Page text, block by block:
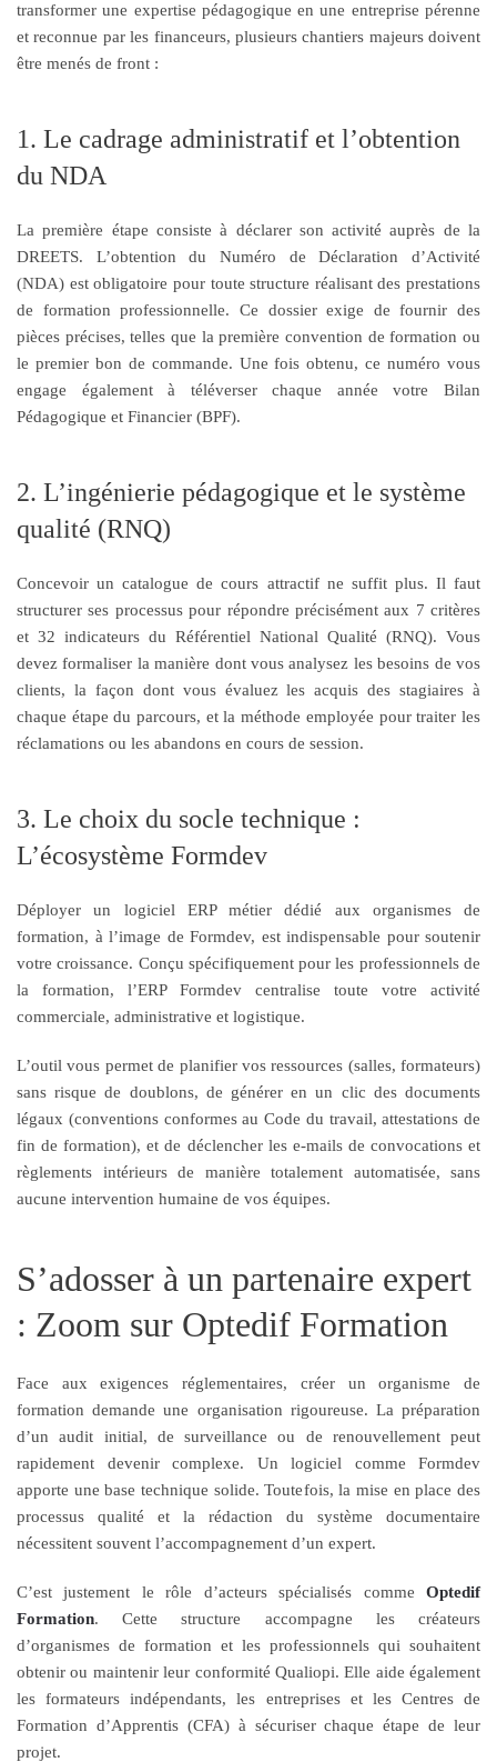
transformer une expertise pédagogique en une entreprise pérenne
et reconnue par les financeurs, plusieurs chantiers majeurs doivent
être menés de front :
1. Le cadrage administratif et l’obtention
du NDA
La première étape consiste à déclarer son activité auprès de la
DREETS. L’obtention du Numéro de Déclaration d’Activité
(NDA) est obligatoire pour toute structure réalisant des prestations
de formation professionnelle. Ce dossier exige de fournir des
pièces précises, telles que la première convention de formation ou
le premier bon de commande. Une fois obtenu, ce numéro vous
engage également à téléverser chaque année votre Bilan
Pédagogique et Financier (BPF).
2. L’ingénierie pédagogique et le système
qualité (RNQ)
Concevoir un catalogue de cours attractif ne suffit plus. Il faut
structurer ses processus pour répondre précisément aux 7 critères
et 32 indicateurs du Référentiel National Qualité (RNQ). Vous
devez formaliser la manière dont vous analysez les besoins de vos
clients, la façon dont vous évaluez les acquis des stagiaires à
chaque étape du parcours, et la méthode employée pour traiter les
réclamations ou les abandons en cours de session.
3. Le choix du socle technique :
L’écosystème Formdev
Déployer un logiciel ERP métier dédié aux organismes de
formation, à l’image de Formdev, est indispensable pour soutenir
votre croissance. Conçu spécifiquement pour les professionnels de
la formation, l’ERP Formdev centralise toute votre activité
commerciale, administrative et logistique.
L’outil vous permet de planifier vos ressources (salles, formateurs)
sans risque de doublons, de générer en un clic des documents
légaux (conventions conformes au Code du travail, attestations de
fin de formation), et de déclencher les e-mails de convocations et
règlements intérieurs de manière totalement automatisée, sans
aucune intervention humaine de vos équipes.
S’adosser à un partenaire expert
: Zoom sur Optedif Formation
Face aux exigences réglementaires, créer un organisme de
formation demande une organisation rigoureuse. La préparation
d’un audit initial, de surveillance ou de renouvellement peut
rapidement devenir complexe. Un logiciel comme Formdev
apporte une base technique solide. Toutefois, la mise en place des
processus qualité et la rédaction du système documentaire
nécessitent souvent l’accompagnement d’un expert.
C’est justement le rôle d’acteurs spécialisés comme Optedif
Formation. Cette structure accompagne les créateurs
d’organismes de formation et les professionnels qui souhaitent
obtenir ou maintenir leur conformité Qualiopi. Elle aide également
les formateurs indépendants, les entreprises et les Centres de
Formation d’Apprentis (CFA) à sécuriser chaque étape de leur
projet.